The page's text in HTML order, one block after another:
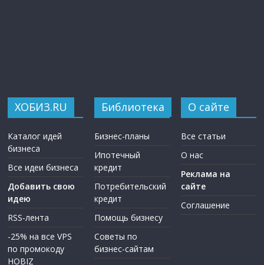
ХОБИЗ.RU
Каталог идей
бизнеса
Все идеи бизнеса
Добавить свою
идею
RSS-лента
-25% на все VPS
по промокоду
HOBIZ
Библиотека
Бизнес-планы
Ипотечный
кредит
Потребительский
кредит
Помощь бизнесу
Советы по
бизнес-сайтам
О сайте
Все статьи
О нас
Реклама на
сайте
Соглашение